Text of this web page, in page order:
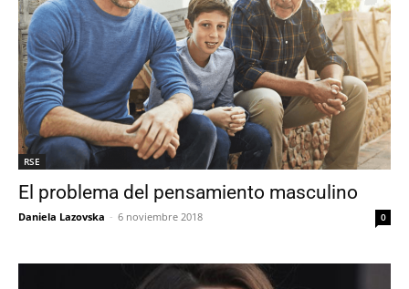
RSE
El problema del pensamiento masculino
Daniela Lazovska - 6 noviembre 2018 0